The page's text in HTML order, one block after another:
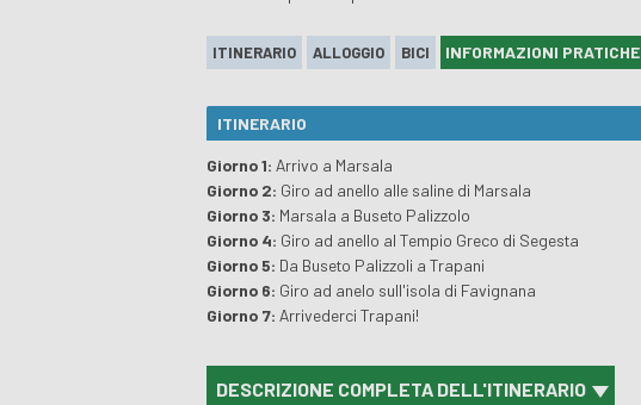
ITINERARIO ALLOGGIO BICI INFORMAZIONI PRATICHE
ITINERARIO
Giorno 1:Arrivo a Marsala
Giorno 2: Giro ad anello alle saline di Marsala
Giorno 3: Marsala a Buseto Palizzolo
Giorno 4: Giro ad anello al Tempio Greco di Segesta
Giorno 5: Da Buseto Palizzoli a Trapani
Giorno 6: Giro ad anelo sull'isola di Favignana
Giorno 7:Arrivederci Trapani!
DESCRIZIONE COMPLETA DELL'ITINERARIO